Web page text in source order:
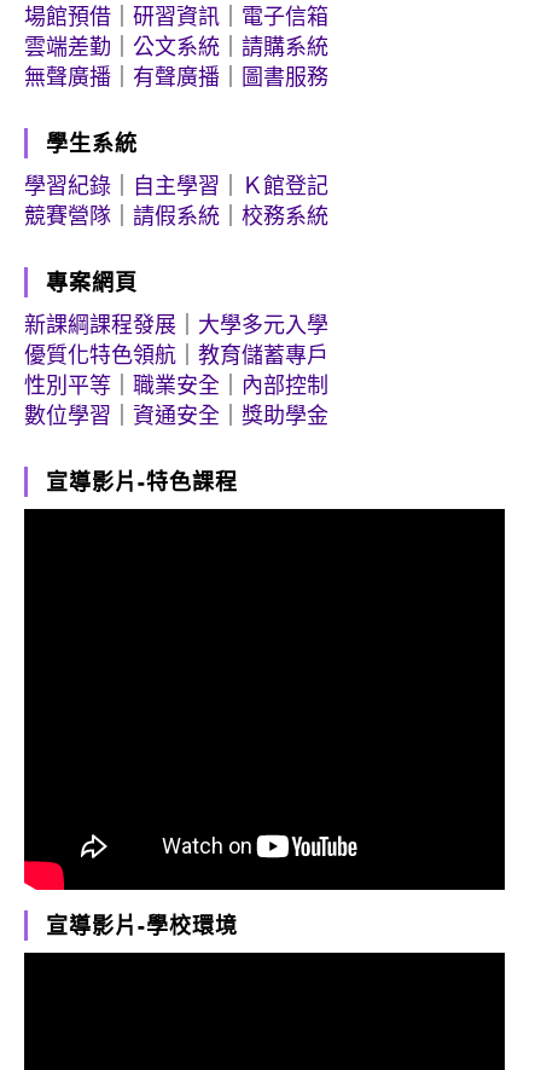
場館預借
研習資訊
電子信箱
雲端差勤
公文系統
請購系統
無聲廣播
有聲廣播 圖書服務
學生系統
學習紀錄
自主學習
Ｋ館登記
競賽營隊
請假系統 校務系統
專案網頁
新課綱課程發展
大學多元入學
優質化特色領航
教育儲蓄專戶
性別平等
職業安全
內部控制
數位學習
資通安全 獎助學金
宣導影片-特色課程
宣導影片-學校環境